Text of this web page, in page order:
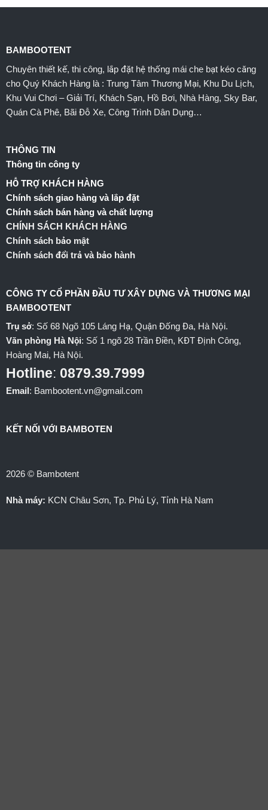
BAMBOOTENT
Chuyên thiết kế, thi công, lắp đặt hệ thống mái che bạt kéo căng
cho Quý Khách Hàng là : Trung Tâm Thương Mại, Khu Du Lịch,
Khu Vui Chơi – Giải Trí, Khách Sạn, Hồ Bơi, Nhà Hàng, Sky Bar,
Quán Cà Phê, Bãi Đỗ Xe, Công Trình Dân Dụng…
THÔNG TIN
Thông tin công ty
HỖ TRỢ KHÁCH HÀNG
Chính sách giao hàng và lắp đặt
Chính sách bán hàng và chất lượng
CHÍNH SÁCH KHÁCH HÀNG
Chính sách bảo mật
Chính sách đổi trả và bảo hành
CÔNG TY CỔ PHẦN ĐẦU TƯ XÂY DỰNG VÀ THƯƠNG MẠI
BAMBOOTENT
Trụ sở: Số 68 Ngõ 105 Láng Hạ, Quận Đống Đa, Hà Nội.
Văn phòng Hà Nội: Số 1 ngõ 28 Trần Điền, KĐT Định Công,
Hoàng Mai, Hà Nội.
Hotline: 0879.39.7999
Email: Bambootent.vn@gmail.com
KẾT NỐI VỚI BAMBOTEN
2026 © Bambotent
Nhà máy: KCN Châu Sơn, Tp. Phủ Lý, Tỉnh Hà Nam